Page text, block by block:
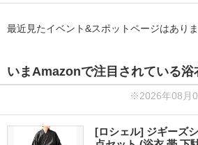
最近見たイベント&スポットページはありま
いまAmazonで注目されている浴
※2026年08月
[ロシェル] ジギーズ